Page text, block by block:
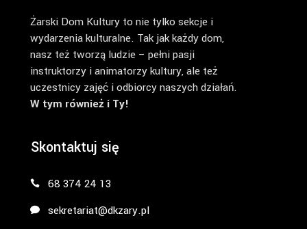
Żarski Dom Kultury to nie tylko sekcje i
wydarzenia kulturalne. Tak jak każdy dom,
nasz też tworzą ludzie – pełni pasji
instruktorzy i animatorzy kultury, ale też
uczestnicy zajęć i odbiorcy naszych działań.
W tym również i Ty!
Skontaktuj się
68 374 24 13
sekretariat@dkzary.pl